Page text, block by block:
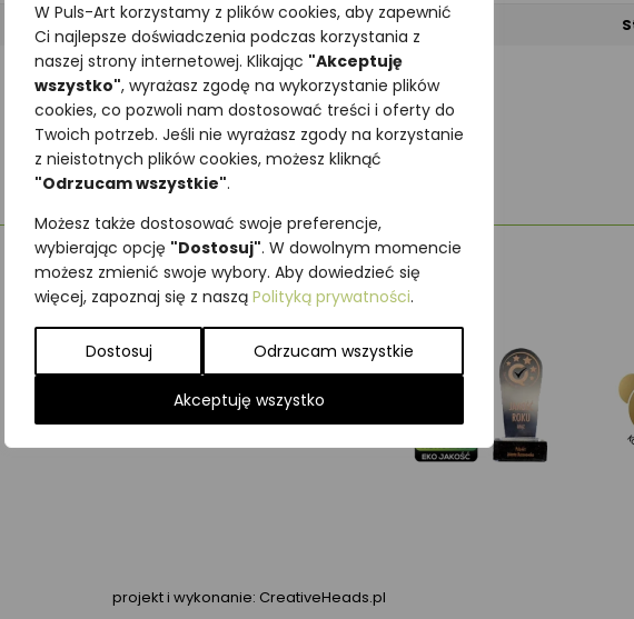
W Puls-Art korzystamy z plików cookies, aby zapewnić
Ci najlepsze doświadczenia podczas korzystania z
naszej strony internetowej. Klikając "Akceptuję
wszystko", wyrażasz zgodę na wykorzystanie plików
cookies, co pozwoli nam dostosować treści i oferty do
Twoich potrzeb. Jeśli nie wyrażasz zgody na korzystanie
z nieistotnych plików cookies, możesz kliknąć
"Odrzucam wszystkie".
Możesz także dostosować swoje preferencje,
wybierając opcję "Dostosuj". W dowolnym momencie
możesz zmienić swoje wybory. Aby dowiedzieć się
więcej, zapoznaj się z naszą Polityką prywatności.
Dostosuj Odrzucam wszystkie
Akceptuję wszystko
Unit price
No products added to the wishlist
projekt i wykonanie: CreativeHeads.pl